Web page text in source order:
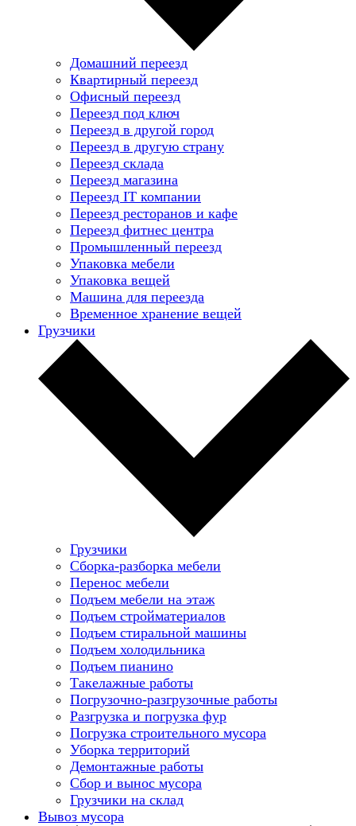
Домашний переезд
Квартирный переезд
Офисный переезд
Переезд под ключ
Переезд в другой город
Переезд в другую страну
Переезд склада
Переезд магазина
Переезд IT компании
Переезд ресторанов и кафе
Переезд фитнес центра
Промышленный переезд
Упаковка мебели
Упаковка вещей
Машина для переезда
Временное хранение вещей
Грузчики
Грузчики
Сборка-разборка мебели
Перенос мебели
Подъем мебели на этаж
Подъем стройматериалов
Подъем стиральной машины
Подъем холодильника
Подъем пианино
Такелажные работы
Погрузочно-разгрузочные работы
Разгрузка и погрузка фур
Погрузка строительного мусора
Уборка территорий
Демонтажные работы
Сбор и вынос мусора
Грузчики на склад
Вывоз мусора